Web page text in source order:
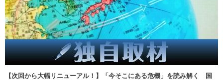
【次回から大幅リニューアル！】「今そこにある危機」を読み解く 国